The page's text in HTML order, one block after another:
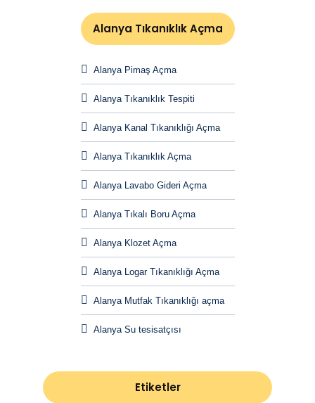
Alanya Tıkanıklık Açma
Alanya Pimaş Açma
Alanya Tıkanıklık Tespiti
Alanya Kanal Tıkanıklığı Açma
Alanya Tıkanıklık Açma
Alanya Lavabo Gideri Açma
Alanya Tıkalı Boru Açma
Alanya Klozet Açma
Alanya Logar Tıkanıklığı Açma
Alanya Mutfak Tıkanıklığı açma
Alanya Su tesisatçısı
Etiketler